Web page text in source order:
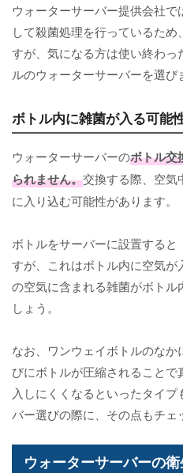
ウォーターサーバー提供会社
して殺菌処理を行っているた
すが、気になる方は使い終わっ
ルのウォーターサーバーを選び
ボトル内に雑菌が入る可能
ウォーターサーバーのボトル交
られません。交換する際、空気
に入り込む可能性があります。
ボトルをサーバーに設置すると
すが、これはボトル内に空気が
の空気に含まれる雑菌がボト
しょう。
なお、ワンウェイボトルのな
びにボトルが圧縮されること
入しにくくなるといったタイ
バー選びの際に、その点もチェ
ウォーターサーバーの